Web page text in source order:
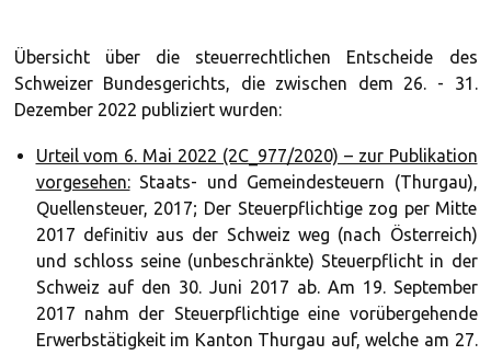
Übersicht über die steuerrechtlichen Entscheide des
Schweizer Bundesgerichts, die zwischen dem 26. - 31.
Dezember 2022 publiziert wurden:
Urteil vom 6. Mai 2022 (2C_977/2020) – zur Publikation
vorgesehen:Staats- und Gemeindesteuern (Thurgau),
Quellensteuer, 2017; Der Steuerpflichtige zog per Mitte
2017 definitiv aus der Schweiz weg (nach Österreich)
und schloss seine (unbeschränkte) Steuerpflicht in der
Schweiz auf den 30. Juni 2017 ab. Am 19. September
2017 nahm der Steuerpflichtige eine vorübergehende
Erwerbstätigkeit im Kanton Thurgau auf, welche am 27.